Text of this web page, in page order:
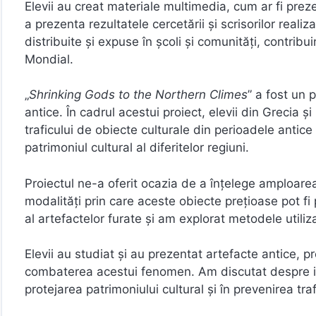
Elevii au creat materiale multimedia, cum ar fi
a prezenta rezultatele cercetării și scrisorilor
distribuite și expuse în școli și comunități,
Mondial.
„Shrinking Gods to the Northern Climes” a fost un
antice. În cadrul acestui proiect, elevii din Grecia
traficului de obiecte culturale din perioadele
patrimoniul cultural al diferitelor regiuni.
Proiectul ne-a oferit ocazia de a înțelege
modalități prin care aceste obiecte prețioase pot
al artefactelor furate și am explorat metodele
Elevii au studiat și au prezentat artefacte antice,
combaterea acestui fenomen. Am discutat
protejarea patrimoniului cultural și în prevenirea